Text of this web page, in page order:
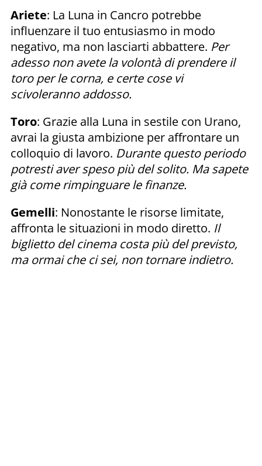
Ariete: La Luna in Cancro potrebbe
influenzare il tuo entusiasmo in modo
negativo, ma non lasciarti abbattere. Per
adesso non avete la volontà di prendere il
toro per le corna, e certe cose vi
scivoleranno addosso.
Toro: Grazie alla Luna in sestile con Urano,
avrai la giusta ambizione per affrontare un
colloquio di lavoro. Durante questo periodo
potresti aver speso più del solito. Ma sapete
già come rimpinguare le finanze.
Gemelli: Nonostante le risorse limitate,
affronta le situazioni in modo diretto. Il
biglietto del cinema costa più del previsto,
ma ormai che ci sei, non tornare indietro.